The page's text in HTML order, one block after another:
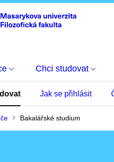
Chci studovat
Jak se přihlásit
Bakalářské studium